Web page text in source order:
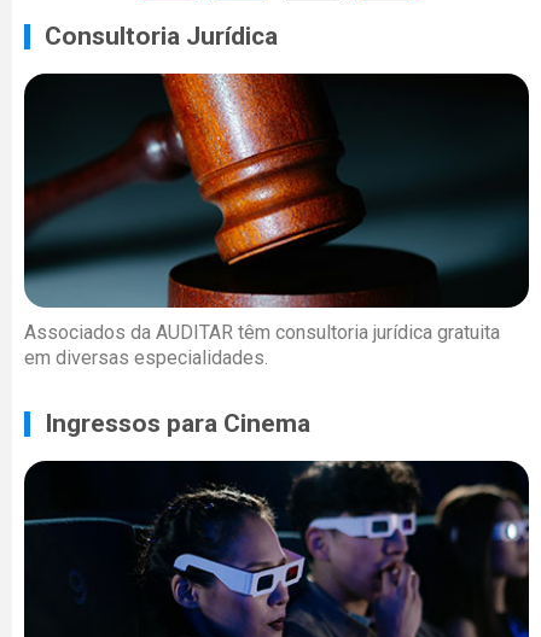
Consultoria Jurídica
Associados da AUDITAR têm consultoria jurídica gratuita
em diversas especialidades.
Ingressos para Cinema